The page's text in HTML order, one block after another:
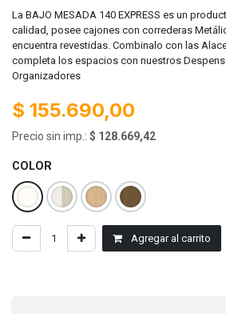
La BAJO MESADA 140 EXPRESS es un
calidad, posee cajones con correderas
encuentra revestidas. Combinalo con las
completa los espacios con nuestros
Organizadores
$ 155.690,00
Precio sin imp.: $ 128.669,42
COLOR
Agregar al carrito